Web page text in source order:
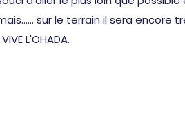
sur le terrain il sera encore
L'OHADA.